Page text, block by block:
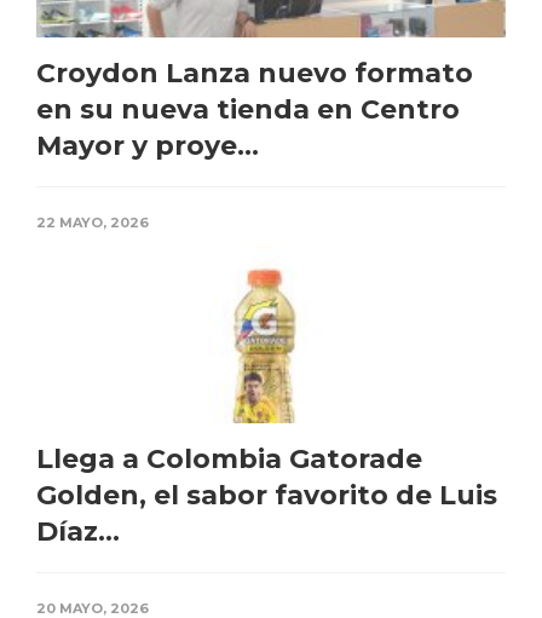
Croydon Lanza nuevo formato
en su nueva tienda en Centro
Mayor y proye...
22 MAYO, 2026
Llega a Colombia Gatorade
Golden, el sabor favorito de Luis
Díaz...
20 MAYO, 2026